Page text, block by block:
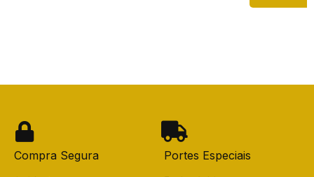
Compra Segura Portes Especiais